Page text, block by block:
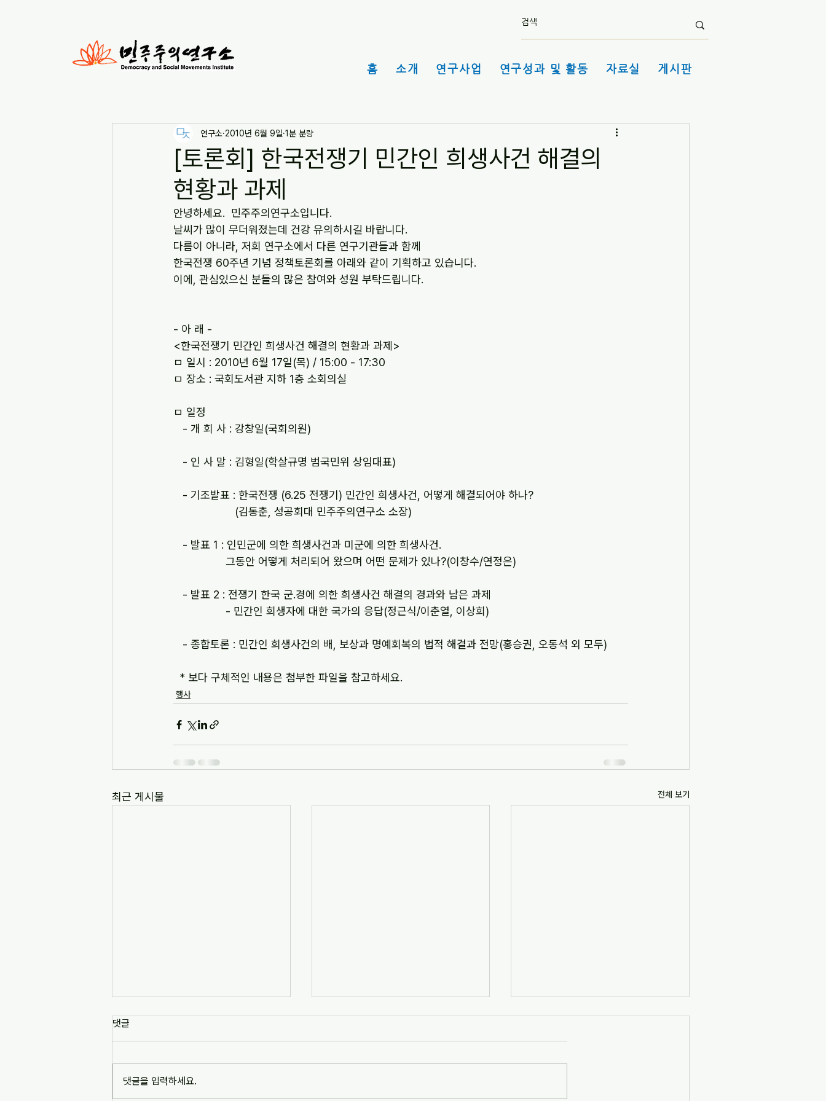
홈 소개 연구사업 연구성과 및 활동 자료실 게시판
[토론회] 한국전쟁기 민간인 희생사건 해결의
현황과 과제
연구소 2010년 6월 9일 1분 분량
안녕하세요.  민주주의연구소입니다.
날씨가 많이 무더워졌는데 건강 유의하시길 바랍니다.
다름이 아니라, 저희 연구소에서 다른 연구기관들과 함께
한국전쟁 60주년 기념 정책토론회를 아래와 같이 기획하고 있습니다.
이에, 관심있으신 분들의 많은 참여와 성원 부탁드립니다.
- 아 래 -
<한국전쟁기 민간인 희생사건 해결의 현황과 과제>
ㅁ 일시 : 2010년 6월 17일(목) / 15:00 - 17:30
ㅁ 장소 : 국회도서관 지하 1층 소회의실
ㅁ 일정
   - 개 회 사 : 강창일(국회의원)
   - 인 사 말 : 김형일(학살규명 범국민위 상임대표)
   - 기조발표 : 한국전쟁 (6.25 전쟁기) 민간인 희생사건, 어떻게 해결되어야 하나?
                    (김동춘, 성공회대 민주주의연구소 소장)
   - 발표 1 : 인민군에 의한 희생사건과 미군에 의한 희생사건.
                 그동안 어떻게 처리되어 왔으며 어떤 문제가 있나?(이창수/연정은)
   - 발표 2 : 전쟁기 한국 군.경에 의한 희생사건 해결의 경과와 남은 과제
                 - 민간인 희생자에 대한 국가의 응답(정근식/이춘열, 이상희)
   - 종합토론 : 민간인 희생사건의 배, 보상과 명예회복의 법적 해결과 전망(홍승권, 오동석 외 모두)
  * 보다 구체적인 내용은 첨부한 파일을 참고하세요.
행사
최근 게시물 전체 보기
댓글
댓글을 입력하세요.